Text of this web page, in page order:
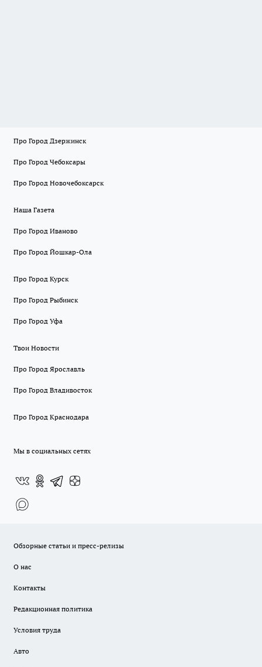
Про Город Дзержинск
Про Город Чебоксары
Про Город Новочебоксарск
Наша Газета
Про Город Иваново
Про Город Йошкар-Ола
Про Город Курск
Про Город Рыбинск
Про Город Уфа
Твои Новости
Про Город Ярославль
Про Город Владивосток
Про Город Краснодара
Мы в социальных сетях
Обзорные статьи и пресс-релизы
О нас
Контакты
Редакционная политика
Условия труда
Авто